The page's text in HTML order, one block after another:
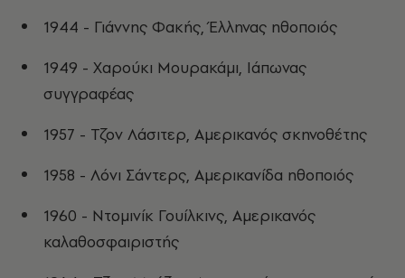
1944 - Γιάννης Φακής, Έλληνας ηθοποιός
1949 - Χαρούκι Μουρακάμι, Ιάπωνας
συγγραφέας
1957 - Τζον Λάσιτερ, Αμερικανός σκηνοθέτης
1958 - Λόνι Σάντερς, Αμερικανίδα ηθοποιός
1960 - Ντομινίκ Γουίλκινς, Αμερικανός
καλαθοσφαιριστής